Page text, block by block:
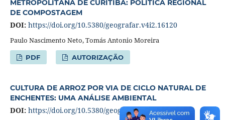
METROPOLITANA DE CURITIBA: POLÍTICA REGIONAL
DE COMPOSTAGEM
DOI: https://doi.org/10.5380/geografar.v4i2.16120
Paulo Nascimento Neto, Tomás Antonio Moreira
PDF AUTORIZAÇÃO
CULTURA DE ARROZ POR VIA DE CICLO NATURAL DE
ENCHENTES: UMA ANÁLISE AMBIENTAL
DOI: https://doi.org/10.5380/geografar.v4i2.16121